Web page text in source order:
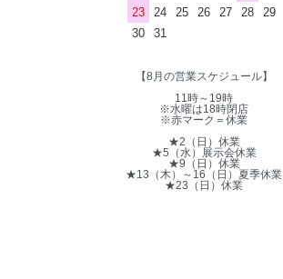
23
24 25 26 27 28
29
30
31
【8月の営業スケジュール】
11時～19時
※水曜は18時閉店
※赤マーク＝休業
★2（日）休業
★5（水）展示会休業
★9（日）休業
★13（木）～16（日）夏季休業
★23（日）休業